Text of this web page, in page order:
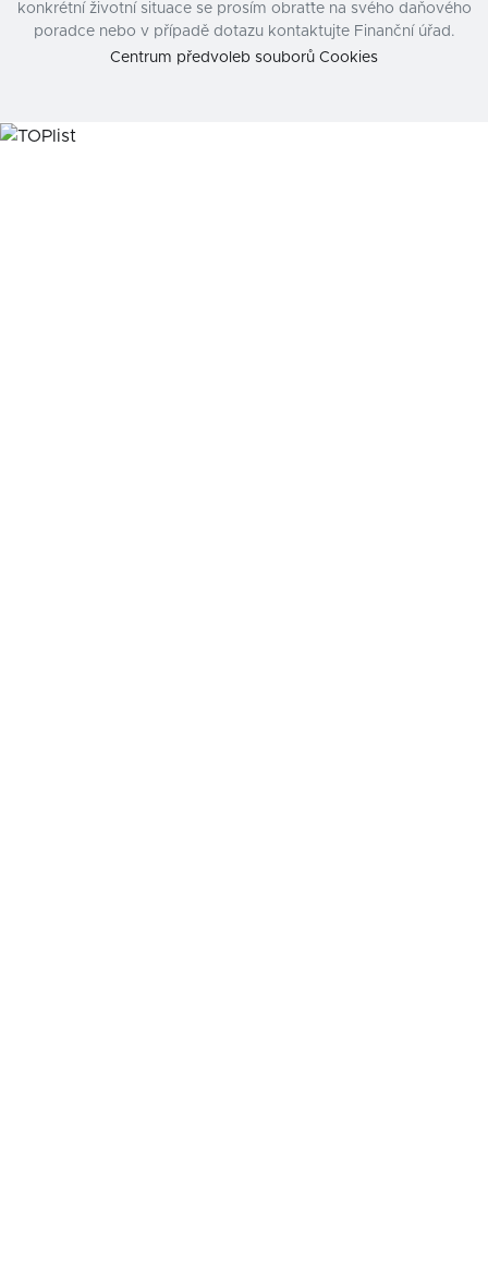
konkrétní životní situace se prosím obraťte na svého daňového
poradce nebo v případě dotazu kontaktujte Finanční úřad.
Centrum předvoleb souborů Cookies